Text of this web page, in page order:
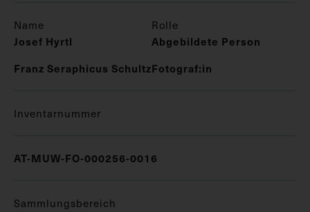
Name Rolle
Josef Hyrtl
Abgebildete Person
Franz Seraphicus SchultzFotograf:in
Inventarnummer
AT-MUW-FO-000256-0016
Sammlungsbereich